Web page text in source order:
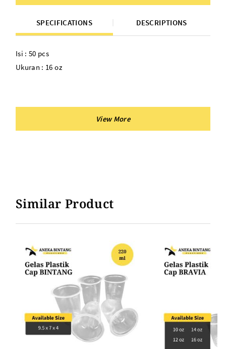
SPECIFICATIONS DESCRIPTIONS
Isi : 50 pcs
Ukuran : 16 oz
Similar Product